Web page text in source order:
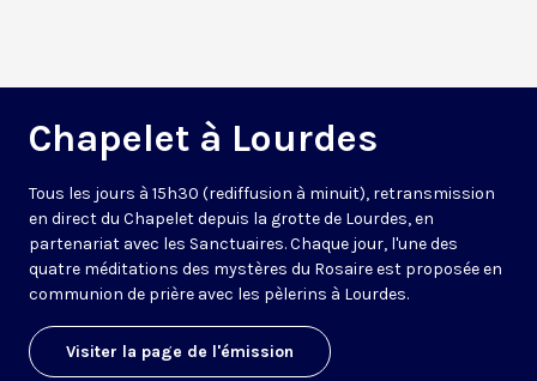
Chapelet à Lourdes
Tous les jours à 15h30 (rediffusion à minuit), retransmission
en direct du Chapelet depuis la grotte de Lourdes, en
partenariat avec les Sanctuaires. Chaque jour, l'une des
quatre méditations des mystères du Rosaire est proposée en
communion de prière avec les pèlerins à Lourdes.
Visiter la page de l'émission